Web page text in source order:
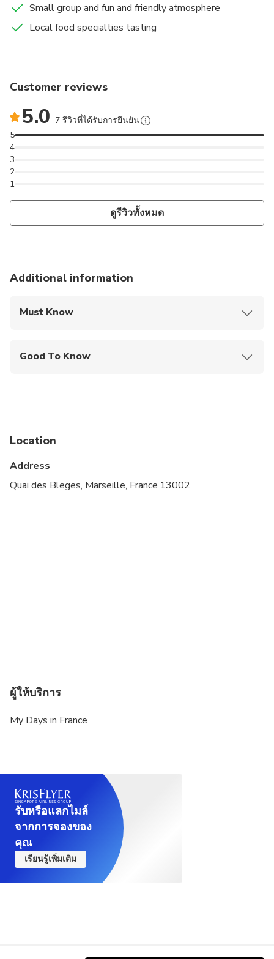
Small group and fun and friendly atmosphere
Local food specialties tasting
Customer reviews
5.0 7 รีวิวที่ได้รับการยืนยัน
1
2
3
4
5
ดูรีวิวทั้งหมด
Additional information
Must Know
Good To Know
cardiovascular health
Location
Address
Quai des Bleges, Marseille, France 13002
ผู้ให้บริการ
My Days in France
รับหรือแลกไมล์
จากการจองของ
คุณ
เรียนรู้เพิ่มเติม